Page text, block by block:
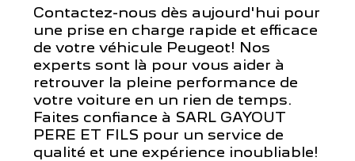
Contactez-nous dès aujourd'hui pour
une prise en charge rapide et efficace
de votre véhicule Peugeot! Nos
experts sont là pour vous aider à
retrouver la pleine performance de
votre voiture en un rien de temps.
Faites confiance à SARL GAYOUT
PERE ET FILS pour un service de
qualité et une expérience inoubliable!